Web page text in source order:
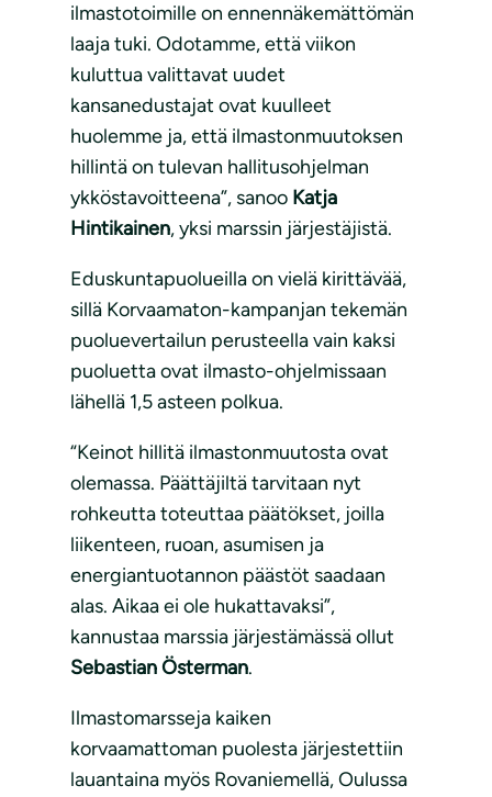
ilmastotoimille on ennennäkemättömän
laaja tuki. Odotamme, että viikon
kuluttua valittavat uudet
kansanedustajat ovat kuulleet
huolemme ja, että ilmastonmuutoksen
hillintä on tulevan hallitusohjelman
ykköstavoitteena”, sanoo Katja
Hintikainen, yksi marssin järjestäjistä.
Eduskuntapuolueilla on vielä kirittävää,
sillä Korvaamaton-kampanjan tekemän
puoluevertailun perusteella vain kaksi
puoluetta ovat ilmasto-ohjelmissaan
lähellä 1,5 asteen polkua.
“Keinot hillitä ilmastonmuutosta ovat
olemassa. Päättäjiltä tarvitaan nyt
rohkeutta toteuttaa päätökset, joilla
liikenteen, ruoan, asumisen ja
energiantuotannon päästöt saadaan
alas. Aikaa ei ole hukattavaksi”,
kannustaa marssia järjestämässä ollut
SebastianÖsterman.
Ilmastomarsseja kaiken
korvaamattoman puolesta järjestettiin
lauantaina myös Rovaniemellä, Oulussa